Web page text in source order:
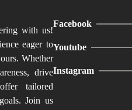
with us!
eager to
Whether
drive
tailored
Join us
Facebook
Youtube
Instagram